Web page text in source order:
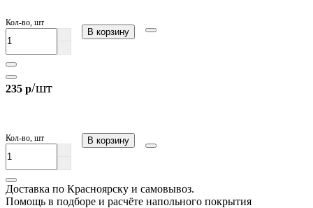
Кол-во, шт
В корзину
235 р/шт
Кол-во, шт В корзину
Доставка по Красноярску и самовывоз.
Помощь в подборе и расчёте напольного покрытия